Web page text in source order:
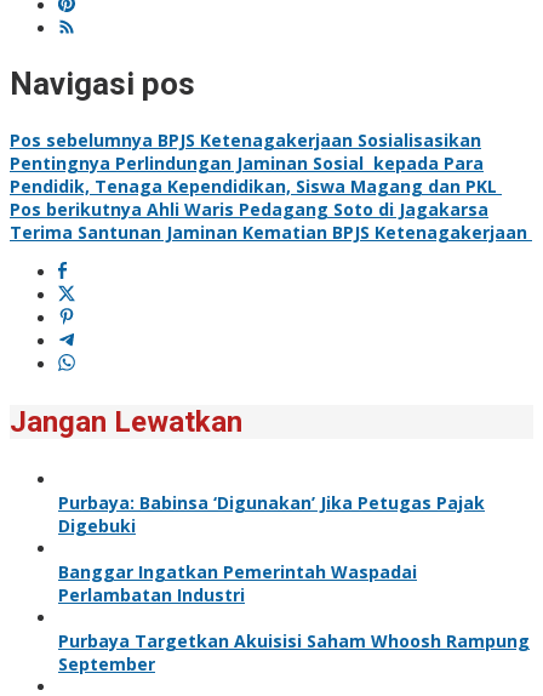
Navigasi pos
Pos sebelumnya BPJS Ketenagakerjaan Sosialisasikan
Pentingnya Perlindungan Jaminan Sosial kepada Para
Pendidik, Tenaga Kependidikan, Siswa Magang dan PKL
Pos berikutnya Ahli Waris Pedagang Soto di Jagakarsa
Terima Santunan Jaminan Kematian BPJS Ketenagakerjaan
Jangan Lewatkan
Purbaya: Babinsa ‘Digunakan’ Jika Petugas Pajak
Digebuki
Banggar Ingatkan Pemerintah Waspadai
Perlambatan Industri
Purbaya Targetkan Akuisisi Saham Whoosh Rampung
September